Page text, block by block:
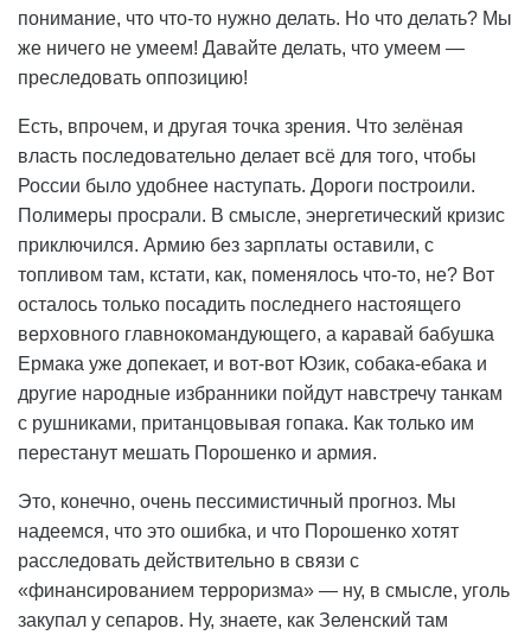
понимание, что что-то нужно делать. Но что делать? Мы
же ничего не умеем! Давайте делать, что умеем —
преследовать оппозицию!
Есть, впрочем, и другая точка зрения. Что зелёная
власть последовательно делает всё для того, чтобы
России было удобнее наступать. Дороги построили.
Полимеры просрали. В смысле, энергетический кризис
приключился. Армию без зарплаты оставили, с
топливом там, кстати, как, поменялось что-то, не? Вот
осталось только посадить последнего настоящего
верховного главнокомандующего, а каравай бабушка
Ермака уже допекает, и вот-вот Юзик, собака-ебака и
другие народные избранники пойдут навстречу танкам
с рушниками, пританцовывая гопака. Как только им
перестанут мешать Порошенко и армия.
Это, конечно, очень пессимистичный прогноз. Мы
надеемся, что это ошибка, и что Порошенко хотят
расследовать действительно в связи с
«финансированием терроризма» — ну, в смысле, уголь
закупал у сепаров. Ну, знаете, как Зеленский там